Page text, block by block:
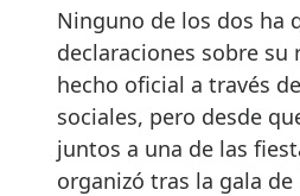
Ninguno de los dos ha
declaraciones sobre su
hecho oficial a través
sociales, pero desde
juntos a una de las
organizó tras la gala de